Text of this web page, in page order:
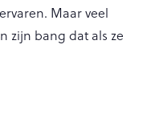
Maar veel
zijn bang dat als ze